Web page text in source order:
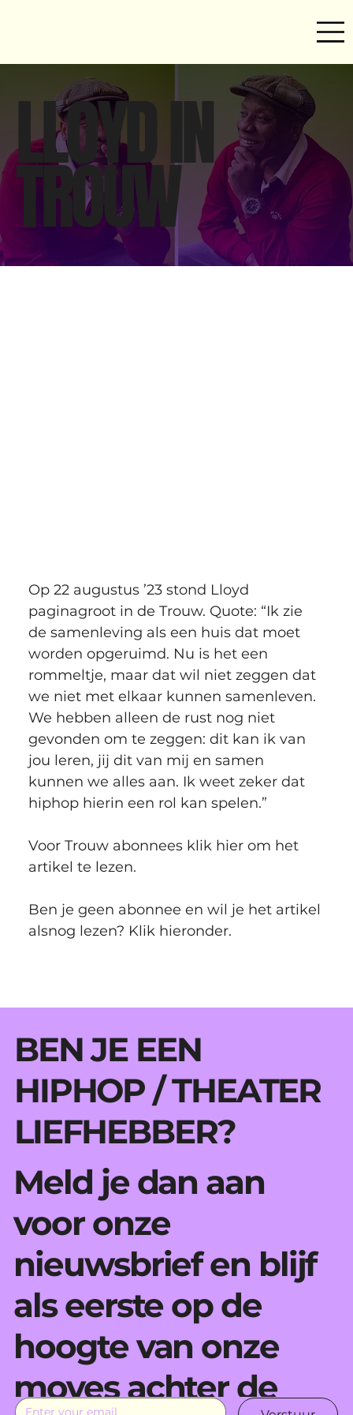
LLOYD IN
TROUW
Op 22 augustus ’23 stond Lloyd
paginagroot in de Trouw. Quote: “Ik zie
de samenleving als een huis dat moet
worden opgeruimd. Nu is het een
rommeltje, maar dat wil niet zeggen dat
we niet met elkaar kunnen samenleven.
We hebben alleen de rust nog niet
gevonden om te zeggen: dit kan ik van
jou leren, jij dit van mij en samen
kunnen we alles aan. Ik weet zeker dat
hiphop hierin een rol kan spelen.”
Voor Trouw abonnees klik hier om het
artikel te lezen.
Ben je geen abonnee en wil je het artikel
alsnog lezen? Klik hieronder.
BEN JE EEN
HIPHOP / THEATER
LIEFHEBBER?
Meld je dan aan
voor onze
nieuwsbrief en blijf
als eerste op de
hoogte van onze
moves achter de